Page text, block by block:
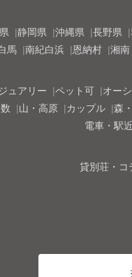
静岡県 沖縄県 長野県
馬 南紀白浜 恩納村 湘南
ュアリー ペット可 オー
山・高原 カップル 森
電車・駅近
貸別荘・コ